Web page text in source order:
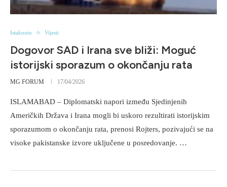
Istaknuto Vijesti
Dogovor SAD i Irana sve bliži: Moguć
istorijski sporazum o okončanju rata
MG FORUM 17/04/2026
ISLAMABAD – Diplomatski napori između Sjedinjenih
Američkih Država i Irana mogli bi uskoro rezultirati istorijskim
sporazumom o okončanju rata, prenosi Rojters, pozivajući se na
visoke pakistanske izvore uključene u posredovanje. …